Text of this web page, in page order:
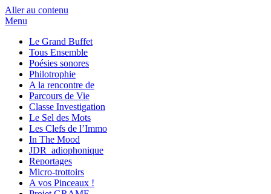
Aller au contenu
Menu
Le Grand Buffet
Tous Ensemble
Poésies sonores
Philotrophie
A la rencontre de
Parcours de Vie
Classe Investigation
Le Sel des Mots
Les Clefs de l’Immo
In The Mood
JDR_adiophonique
Reportages
Micro-trottoirs
A vos Pinceaux !